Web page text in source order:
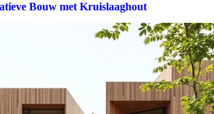
Bouw met Kruislaaghout